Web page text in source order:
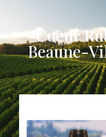
Coeur
Beaune-